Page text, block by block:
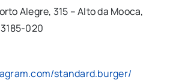
Alegre, 315 – Alto da Mooca,
020
standard.burger/